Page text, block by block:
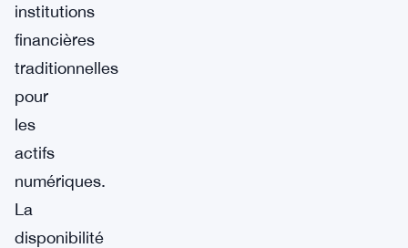
institutions
financières
traditionnelles
pour
les
actifs
numériques.
La
disponibilité